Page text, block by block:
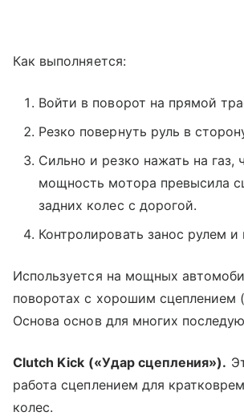
Как выполняется:
Войти в поворот на прямой
Резко повернуть руль в
Сильно и резко нажать на газ,
мощность мотора превысила
задних колес с дорогой.
Контролировать занос рулем и
Используется на мощных
поворотах с хорошим сцеплением
Основа основ для многих
Clutch Kick («Удар сцепления»).
работа сцеплением для
колес.